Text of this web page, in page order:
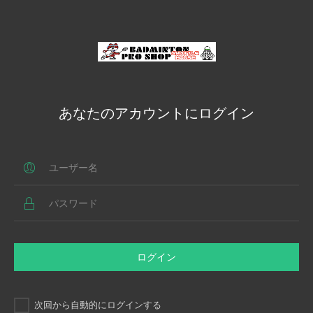
あなたのアカウントにログイン
ログイン
次回から自動的にログインする